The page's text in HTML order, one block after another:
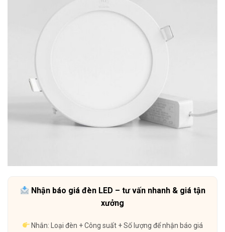
Nhận báo giá đèn LED – tư vấn nhanh & giá tận
xưởng
Nhắn: Loại đèn + Công suất + Số lượng để nhận báo giá